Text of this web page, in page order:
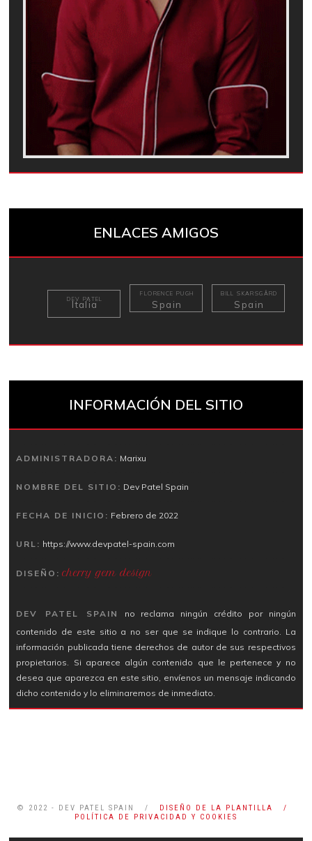
ENLACES AMIGOS
DEV PATEL
Italia
FLORENCE PUGH
Spain
BILL SKARSGÅRD
Spain
INFORMACIÓN DEL SITIO
ADMINISTRADORA: Marixu
NOMBRE DEL SITIO: Dev Patel Spain
FECHA DE INICIO: Febrero de 2022
URL: https://www.devpatel-spain.com
DISEÑO: cherry gem design
DEV PATEL SPAIN
no reclama ningún crédito por ningún
contenido de este sitio a no ser que se indique lo contrario. La
información publicada tiene derechos de autor de sus respectivos
propietarios. Si aparece algún contenido que le pertenece y no
desea que aparezca en este sitio, envíenos un mensaje indicando
dicho contenido y lo eliminaremos de inmediato.
© 2022 - DEV PATEL SPAIN / DISEÑO DE LA PLANTILLA /
POLÍTICA DE PRIVACIDAD Y COOKIES